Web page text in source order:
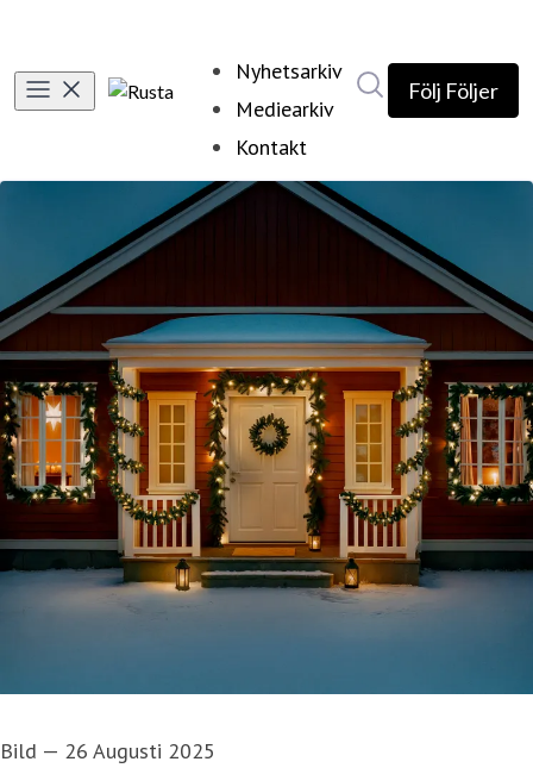
Nyhetsarkiv
Mediearkiv
Kontakt
Följ Följer
Bild — 26 Augusti 2025